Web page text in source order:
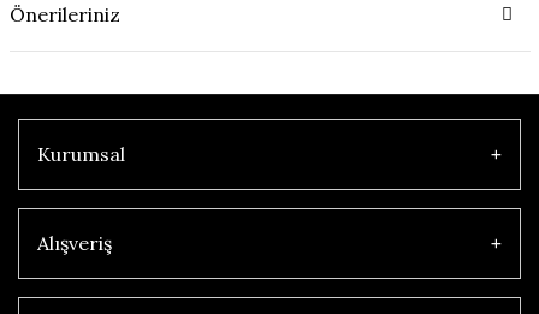
Önerileriniz
Kurumsal
Alışveriş